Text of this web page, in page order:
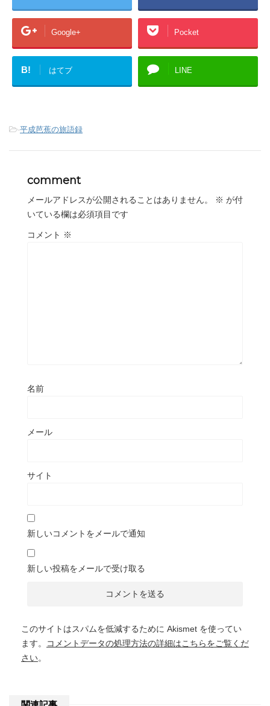
Google+ Pocket
B! はてブ LINE
-平成芭蕉の旅語録
comment
メールアドレスが公開されることはありません。 ※ が付
いている欄は必須項目です
コメント ※
名前
メール
サイト
新しいコメントをメールで通知
新しい投稿をメールで受け取る
このサイトはスパムを低減するために Akismet を使ってい
ます。
コメントデータの処理方法の詳細はこちらをご覧くだ
さい。